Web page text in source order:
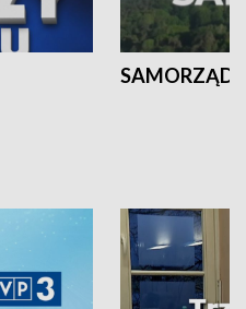
SAMORZĄD